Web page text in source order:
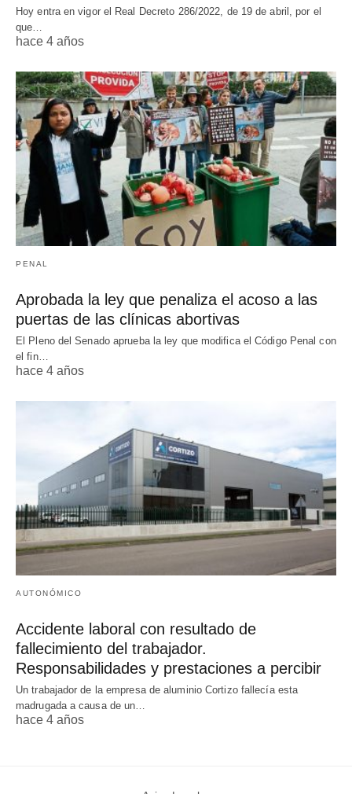
Hoy entra en vigor el Real Decreto 286/2022, de 19 de abril, por el
que…
hace 4 años
PENAL
Aprobada la ley que penaliza el acoso a las
puertas de las clínicas abortivas
El Pleno del Senado aprueba la ley que modifica el Código Penal con
el fin…
hace 4 años
AUTONÓMICO
Accidente laboral con resultado de
fallecimiento del trabajador.
Responsabilidades y prestaciones a percibir
Un trabajador de la empresa de aluminio Cortizo fallecía esta
madrugada a causa de un…
hace 4 años